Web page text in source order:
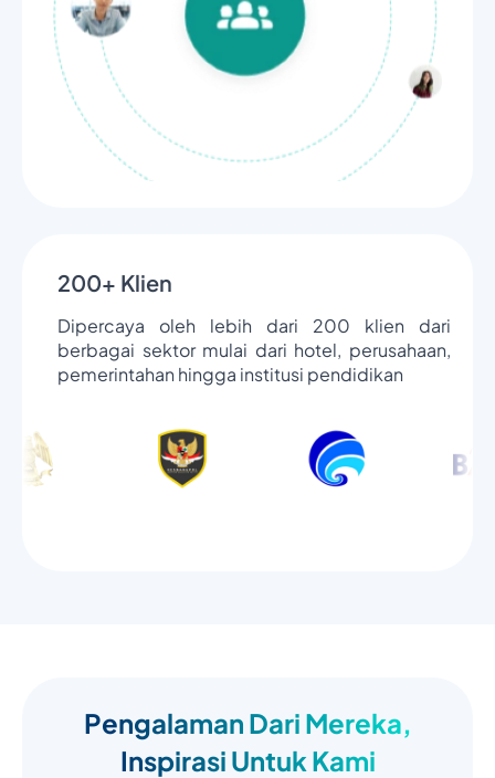
200+ Klien
Dipercaya oleh lebih dari 200 klien dari
berbagai sektor mulai dari hotel, perusahaan,
pemerintahan hingga institusi pendidikan
Pengalaman Dari Mereka,
Inspirasi Untuk Kami